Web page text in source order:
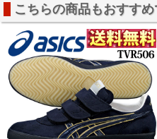
こちらの商品もおすすめ